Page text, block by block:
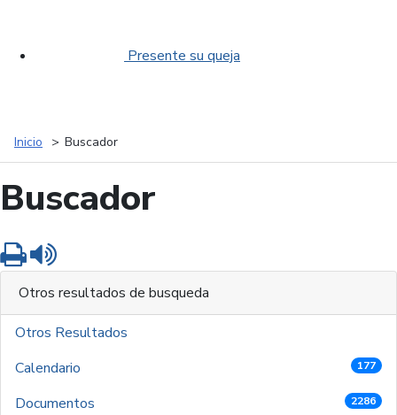
Presente su queja
Inicio Buscador
Buscador
Imprimir
Otros resultados de busqueda
Otros Resultados
Calendario
177
Documentos 2286